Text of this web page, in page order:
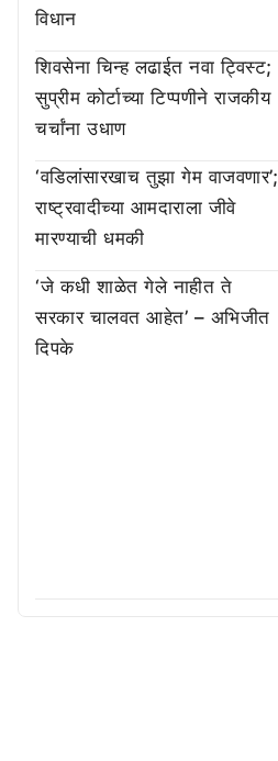
विधान
शिवसेना चिन्ह लढाईत नवा ट्विस्ट;
सुप्रीम कोर्टाच्या टिप्पणीने राजकीय
चर्चांना उधाण
‘वडिलांसारखाच तुझा गेम वाजवणार’;
राष्ट्रवादीच्या आमदाराला जीवे
मारण्याची धमकी
‘जे कधी शाळेत गेले नाहीत ते
सरकार चालवत आहेत’ – अभिजीत
दिपके